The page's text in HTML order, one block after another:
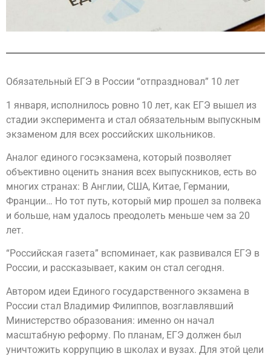
Обязательный ЕГЭ в России “отпраздновал” 10 лет
1 января, исполнилось ровно 10 лет, как ЕГЭ вышел из
стадии эксперимента и стал обязательным выпускным
экзаменом для всех российских школьников.
Аналог единого госэкзамена, который позволяет
объективно оценить знания всех выпускников, есть во
многих странах: В Англии, США, Китае, Германии,
Франции… Но тот путь, который мир прошел за полвека
и больше, нам удалось преодолеть меньше чем за 20
лет.
“Российская газета” вспоминает, как развивался ЕГЭ в
России, и рассказывает, каким он стал сегодня.
Автором идеи Единого государственного экзамена в
России стал Владимир Филиппов, возглавлявший
Министерство образования: именно он начал
масштабную реформу. По планам, ЕГЭ должен был
уничтожить коррупцию в школах и вузах. Для этой цели